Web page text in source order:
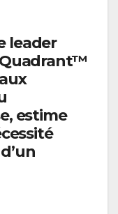
leader
estime